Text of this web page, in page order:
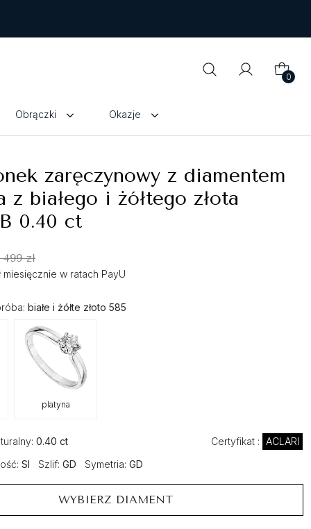
0
Obrączki Okazje
zaręczynowy z diamentem
z białego i żółtego złota
0.40 ct
499 zł
miesięcznie w ratach PayU
białe i żółte złoto 585
platyna
0.40 ct Certyfikat : ACLARI
SI Szlif: GD Symetria: GD
WYBIERZ DIAMENT